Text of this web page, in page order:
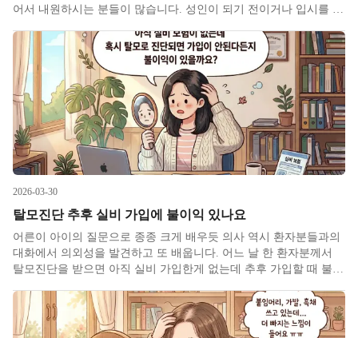
어서 내원하시는 분들이 많습니다. 성인이 되기 전이거나 입시를 여
비 중이신 경우라든가 탈모약에 대한 거부감이 있으시거나 예전에
먹어봤는데 부작
2026-03-30
탈모진단 추후 실비 가입에 불이익 있나요
어른이 아이의 질문으로 종종 크게 배우듯 의사 역시 환자분들과의
대화에서 의외성을 발견하고 또 배웁니다. 어느 날 한 환자분께서
탈모진단을 받으면 아직 실비 가입한게 없는데 추후 가입할 때 불이
이 받는 질문에 탈모치료가 실비가 되냐가 있어서 처음에는 못 알아
들었는데